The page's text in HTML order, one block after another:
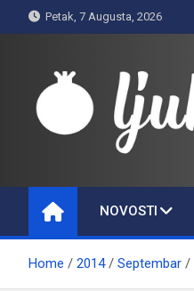
to
Petak, 7 Augusta, 2026
Ljubušaci
NOVOSTI
Home 2014 Septembar